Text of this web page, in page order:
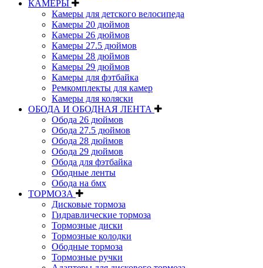
КАМЕРЫ
Камеры для детского велосипеда
Камеры 20 дюймов
Камеры 26 дюймов
Камеры 27.5 дюймов
Камеры 28 дюймов
Камеры 29 дюймов
Камеры для фэтбайка
Ремкомплекты для камер
Камеры для коляски
ОБОДА И ОБОДНАЯ ЛЕНТА
Обода 26 дюймов
Обода 27.5 дюймов
Обода 28 дюймов
Обода 29 дюймов
Обода для фэтбайка
Ободные ленты
Обода на бмх
ТОРМОЗА
Дисковые тормоза
Гидравлические тормоза
Тормозные диски
Тормозные колодки
Ободные тормоза
Тормозные ручки